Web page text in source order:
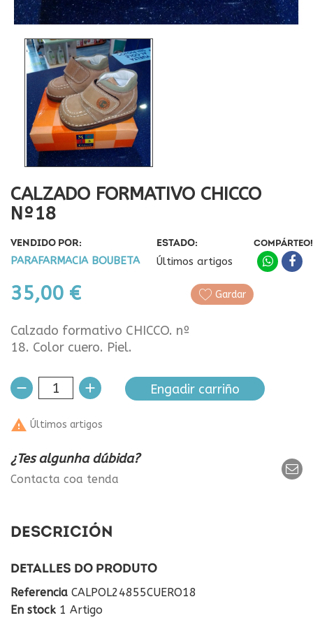
CALZADO FORMATIVO CHICCO
Nº18
VENDIDO POR:
PARAFARMACIA BOUBETA
ESTADO:
Últimos artigos
35,00 €
COMPÁRTEO!
Gardar
Calzado formativo CHICCO. nº
18. Color cuero. Piel.
Engadir carriño
 Últimos artigos
¿Tes algunha dúbida?
Contacta coa tenda
DESCRICIÓN
DETALLES DO PRODUTO
Referencia CALPOL24855CUERO18
En stock 1 Artigo